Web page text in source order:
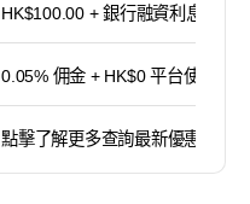
HK$100.00 + 銀行融資利息
0.05% 佣金 + HK$0 平台使用費
點擊了解更多查詢最新優惠